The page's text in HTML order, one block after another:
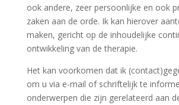
ook andere, zeer persoonlijke en ook
zaken aan de orde. Ik kan hierover
maken, gericht op de inhoudelijke
ontwikkeling van de therapie.
Het kan voorkomen dat ik
om u via e-mail of schriftelijk te
onderwerpen die zijn gerelateerd aan